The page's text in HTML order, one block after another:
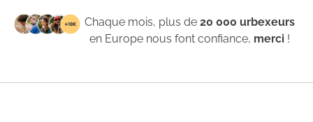
Chaque mois, plus de20 000 urbexeurs
en Europe nous font confiance, merci !